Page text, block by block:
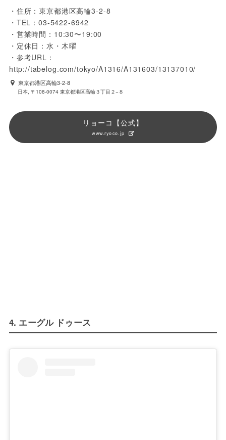
・住所：東京都港区高輪3-2-8
・TEL：03-5422-6942
・営業時間：10:30〜19:00
・定休日：水・木曜
・参考URL：
http://tabelog.com/tokyo/A1316/A131603/13137010/
東京都港区高輪3-2-8
日本, 〒108-0074 東京都港区高輪３丁目２−８
リョーコ【公式】
www.ryoco.jp
4. エーグル ドゥース